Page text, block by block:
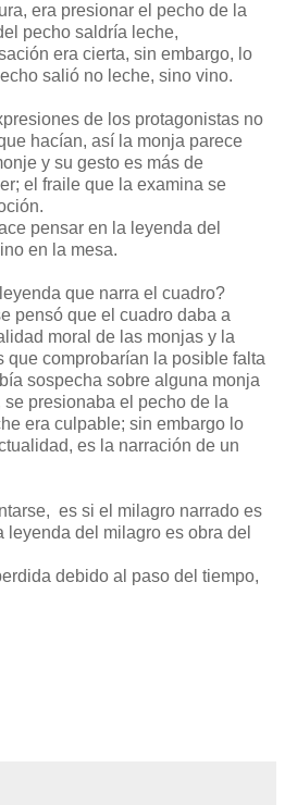
era presionar el pecho de la
pecho saldría leche,
era cierta, sin embargo, lo
salió no leche, sino vino.
de los protagonistas no
hacían, así la monja parece
y su gesto es más de
el fraile que la examina se
pensar en la leyenda del
en la mesa.
que narra el cuadro?
pensó que el cuadro daba a
moral de las monjas y la
que comprobarían la posible falta
sospecha sobre alguna monja
presionaba el pecho de la
era culpable; sin embargo lo
es la narración de un
es si el milagro narrado es
leyenda del milagro es obra del
debido al paso del tiempo,